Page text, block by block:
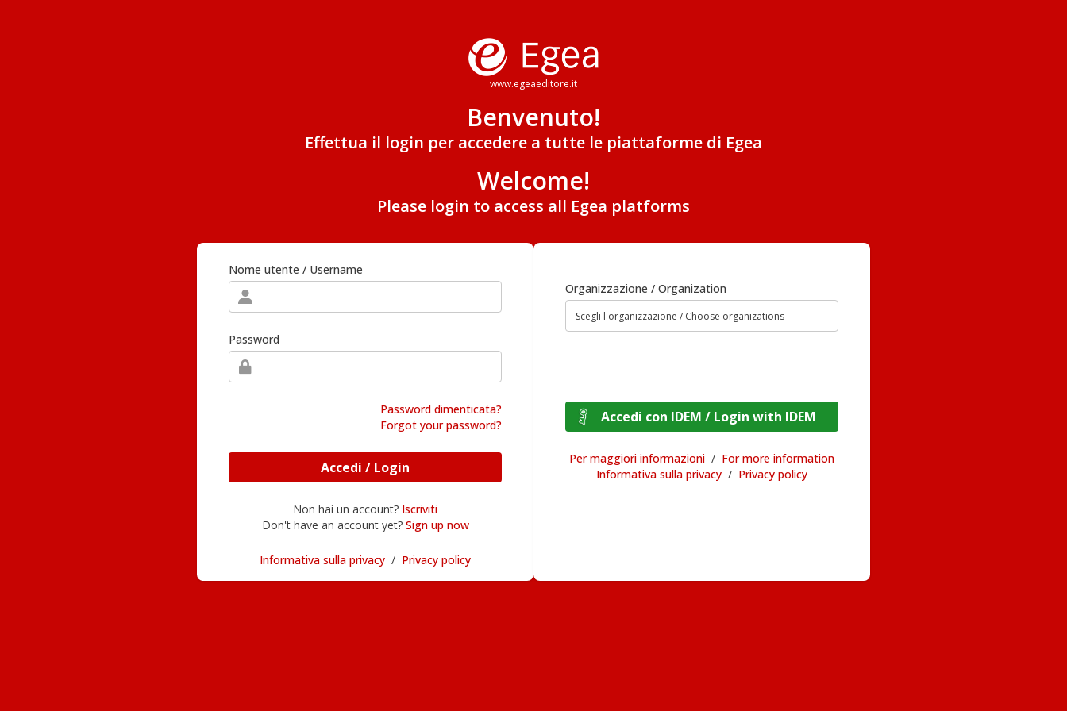
www.egeaeditore.it
Benvenuto!
Effettua il login per accedere a tutte le piattaforme di Egea
Welcome!
Please login to access all Egea platforms
Nome utente / Username
Password
Password dimenticata?
Forgot your password?
Accedi / Login
Non hai un account? Iscriviti
Don't have an account yet? Sign up now
Informativa sulla privacy / Privacy policy
Organizzazione / Organization
Accedi con IDEM / Login with IDEM
Per maggiori informazioni / For more information
Informativa sulla privacy / Privacy policy